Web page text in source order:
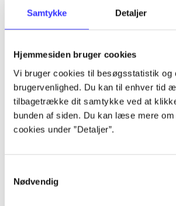
Samtykke Detaljer
Hjemmesiden bruger cookies
Vi bruger cookies til besøgsstatistik og
brugervenlighed. Du kan til enhver tid
tilbagetrække dit samtykke ved at
bunden af siden. Du kan læse mere
cookies under ”Detaljer”.
Nødvendig
Artikler
...
...
...